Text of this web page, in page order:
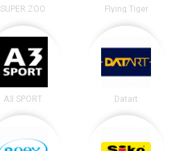
SUPER ZOO Flying Tiger
A3 SPORT Datart